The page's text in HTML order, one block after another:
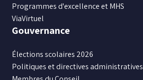
Programmes d'excellence et MHS
ViaVirtuel
Gouvernance
Élections scolaires 2026
Politiques et directives administratives